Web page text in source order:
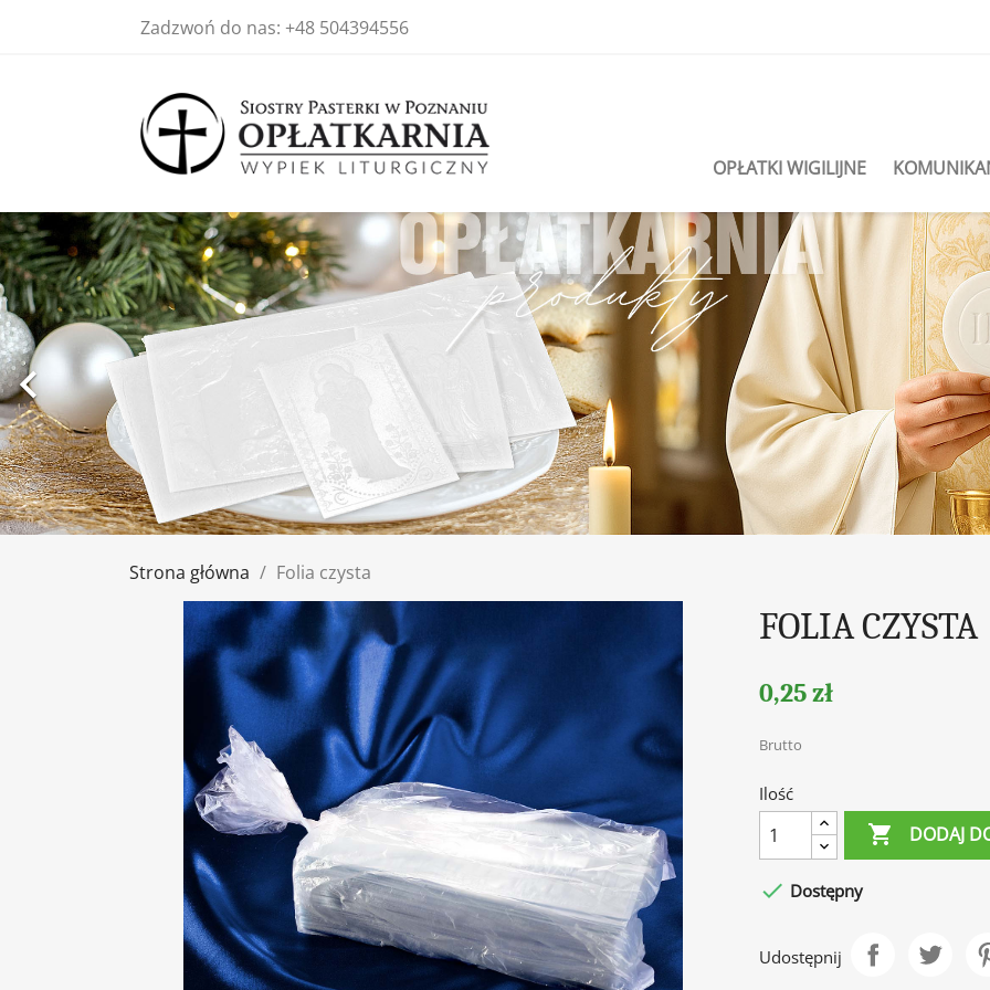
Zadzwoń do nas: +48 504394556
OPŁATKI WIGILIJNE

Strona główna Folia czysta
FOLIA CZYSTA
0,25 zł
Brutto
Ilość
 DODAJ
 Dostępny
Udostępnij